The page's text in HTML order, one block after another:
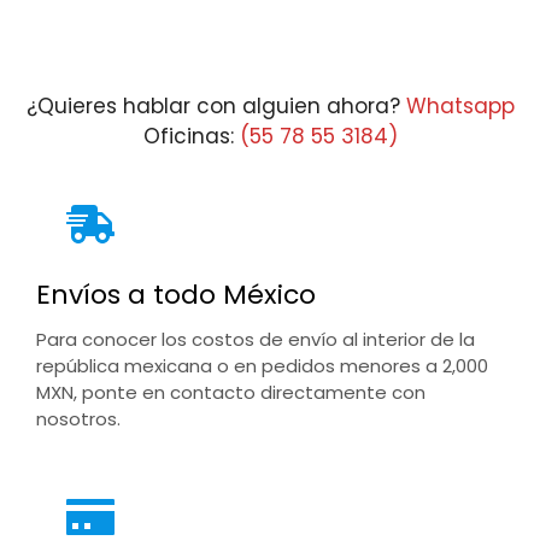
¿Quieres hablar con alguien ahora? Whatsapp
Oficinas: (55 78 55 3184)
Envíos a todo México
Para conocer los costos de envío al interior de la
república mexicana o en pedidos menores a 2,000
MXN, ponte en contacto directamente con
nosotros.